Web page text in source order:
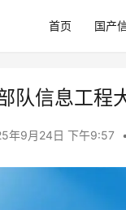
首页 国产
队信息工程
年9月24日 下午9:57 •